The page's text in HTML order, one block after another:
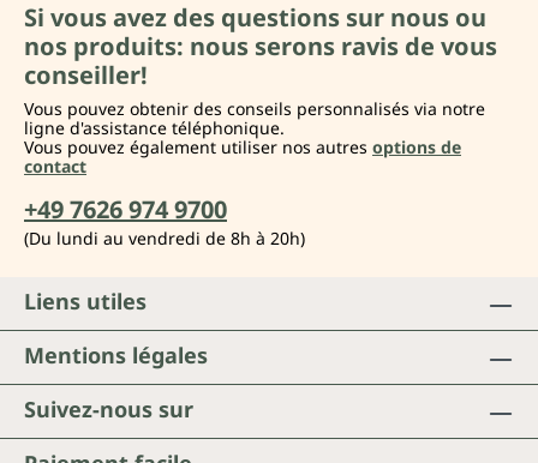
Si vous avez des questions sur nous ou
nos produits: nous serons ravis de vous
conseiller!
Vous pouvez obtenir des conseils personnalisés via notre
ligne d'assistance téléphonique.
Vous pouvez également utiliser nos autres options de
contact
+49 7626 974 9700
(Du lundi au vendredi de 8h à 20h)
Suivez-nous sur
Liens utiles
Mentions légales